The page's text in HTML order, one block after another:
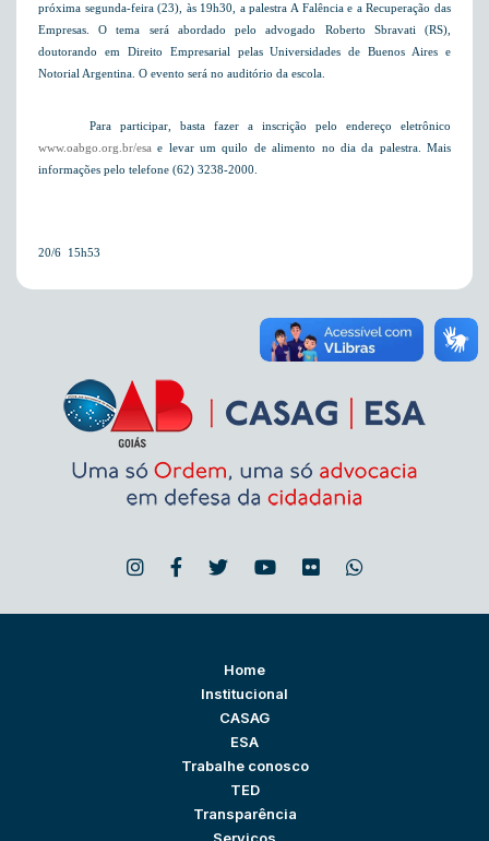
próxima segunda-feira (23), às 19h30, a palestra A Falência e a Recuperação das
Empresas. O tema será abordado pelo advogado Roberto Sbravati (RS),
doutorando em Direito Empresarial
pelas Universidades de Buenos Aires e
Notorial Argentina. O evento será no auditório da escola.
Para participar, basta fazer a inscrição pelo endereço eletrônico
www.oabgo.org.br/esa e levar um quilo de alimento no dia da palestra. Mais
informações pelo telefone (62) 3238-2000.
20/6  15h53
Home
Institucional
CASAG
ESA
Trabalhe conosco
TED
Transparência